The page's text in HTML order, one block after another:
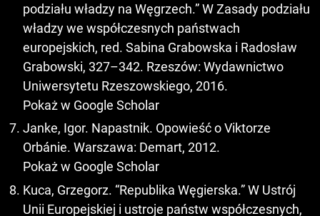
podziału władzy na Węgrzech.” W Zasady podziału
władzy we współczesnych państwach
europejskich, red. Sabina Grabowska i Radosław
Grabowski, 327–342. Rzeszów: Wydawnictwo
Uniwersytetu Rzeszowskiego, 2016.
Pokaż w Google Scholar
Janke, Igor. Napastnik. Opowieść o Viktorze
Orbánie. Warszawa: Demart, 2012.
Pokaż w Google Scholar
Kuca, Grzegorz. “Republika Węgierska.” W Ustrój
Unii Europejskiej i ustroje państw współczesnych,